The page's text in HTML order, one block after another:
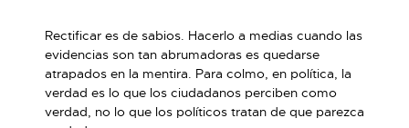
Rectificar es de sabios. Hacerlo a medias cuando las
evidencias son tan abrumadoras es quedarse
atrapados en la mentira. Para colmo, en política, la
verdad es lo que los ciudadanos perciben como
verdad, no lo que los políticos tratan de que parezca